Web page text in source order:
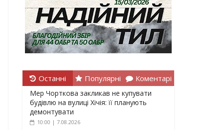
Останні Популярні Коментарі
Мер Чорткова закликав не купувати
будівлю на вулиці Хічія: її планують
демонтувати
10:00 | 7.08.2026